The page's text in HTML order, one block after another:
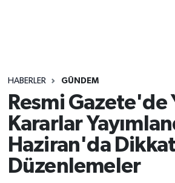
HABERLER GÜNDEM
Resmi Gazete'de
Kararlar
Haziran'da
Düzenlemeler
Yaşam